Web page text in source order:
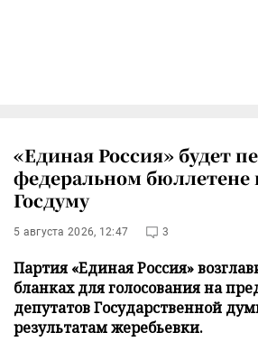
«Единая Россия» будет
федеральном бюллетене
Госдуму
5 августа 2026, 12:47 3
Партия «Единая Россия»
бланках для голосования на
депутатов Государственной
результатам жеребьевки.